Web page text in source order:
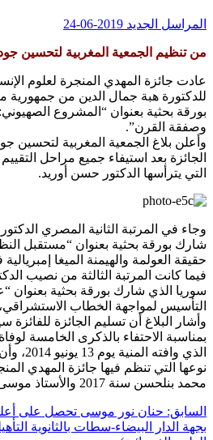
المراسل الجديد 2019-06-24
من تنظيم الجمعية المغربية لتحسين
للدكتورة هبة جمال الدين من جمهورية
بورقة بحثية بعنوان “المشروع الصهيوني:
وصفقة القرن”.
وأعلن بلاغ الجمعية المغربية لتحسين
الجائزة بعد استيفاء جميع مراحل
التي يترأسها الدكتور حسن أوريد.
وجاء في المرتبة الثانية المصري
شارك بورقة بحثية بعنوان “مستقبل
حقيقة العولمة والهيمنة الميغا
فيما كانت المرتبة الثالثة من نصيب
سوريا الذي شارك بورقة بحثية بعنوان
التأسيس لمواجهة الخطاب
بمناسبة الاحتفاء بالذكرى الخامسة
الذي
نوعها التي تنظم فيها جائزة المهدي
محمد بنلحسن سنة 2017 والأستاذ موسى برلال سنة 2018.
تصفّح
السابق: حنان نور موسى تحصل على
بجهة الدار البيضاء-سطات بالثانوية